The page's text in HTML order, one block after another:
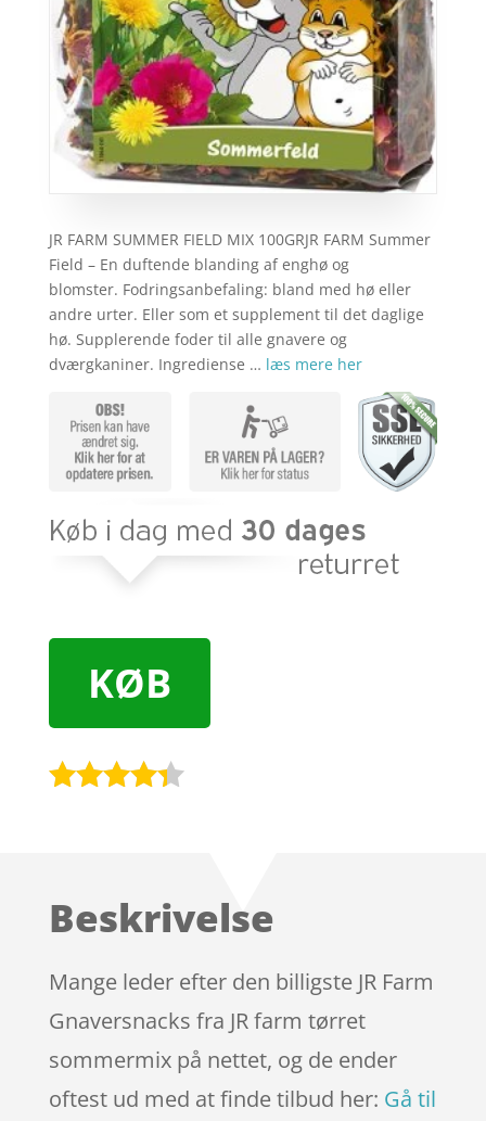
JR FARM SUMMER FIELD MIX 100GRJR FARM Summer
Field – En duftende blanding af enghø og
blomster. Fodringsanbefaling: bland med hø eller
andre urter. Eller som et supplement til det daglige
hø. Supplerende foder til alle gnavere og
dværgkaniner. Ingrediense … læs mere her
KØB
på
mmelser
Beskrivelse
Mange leder efter den billigste JR Farm
Gnaversnacks fra JR farm tørret
sommermix på nettet, og de ender
oftest ud med at finde tilbud her: Gå til